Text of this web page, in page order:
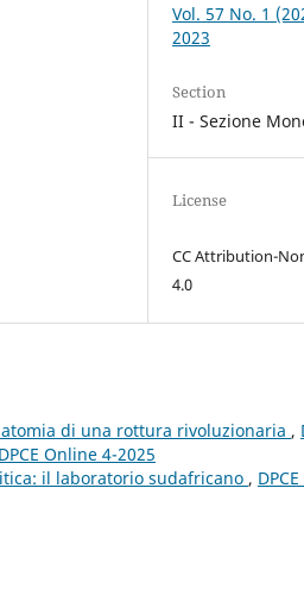
Vol. 57 No. 1
2023
Section
II - Sezione
License
CC Attribution-
4.0
di una rottura rivoluzionaria ,
Online 4-2025
il laboratorio sudafricano ,